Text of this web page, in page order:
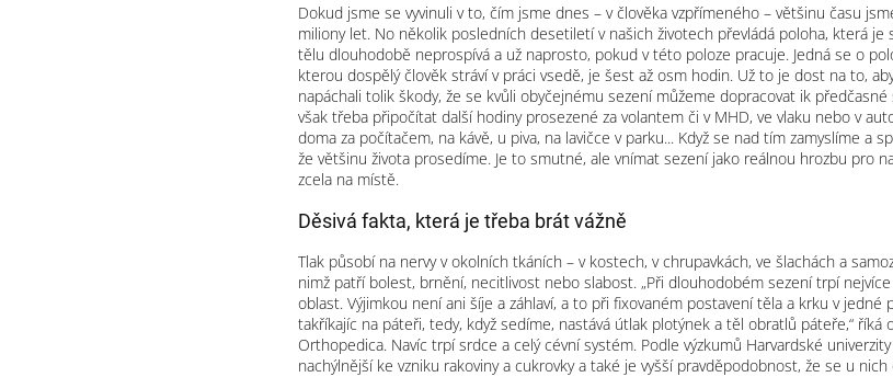
Dokud jsme se vyvinuli v to, čím jsme dnes – v člověka vzpřímeného – většinu času
miliony let. No několik posledních desetiletí v našich životech převládá poloha, která
tělu dlouhodobě neprospívá a už naprosto, pokud v této poloze pracuje. Jedná se o
kterou dospělý člověk stráví v práci vsedě, je šest až osm hodin. Už to je dost na to,
napáchali tolik škody, že se kvůli obyčejnému sezení můžeme dopracovat ik
však třeba připočítat další hodiny prosezené za volantem či v MHD, ve vlaku nebo v
doma za počítačem, na kávě, u piva, na lavičce v parku... Když se nad tím zamyslíme a
že většinu života prosedíme. Je to smutné, ale vnímat sezení jako reálnou hrozbu pro
zcela na místě.
Děsivá fakta, která je třeba brát vážně
Tlak působí na nervy v okolních tkáních – v kostech, v chrupavkách, ve šlachách a
nimž patří bolest, brnění, necitlivost nebo slabost. „Při dlouhodobém sezení trpí
oblast. Výjimkou není ani šíje a záhlaví, a to při fixovaném postavení těla a krku v
takříkajíc na páteři, tedy, když sedíme, nastává útlak plotýnek a těl obratlů páteře,“ říká
Orthopedica. Navíc trpí srdce a celý cévní systém. Podle výzkumů Harvardské
nachýlnější ke vzniku rakoviny a cukrovky a také je vyšší pravděpodobnost, že se u